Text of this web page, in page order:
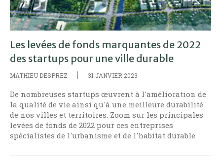
Les levées de fonds marquantes de 2022
des startups pour une ville durable
MATHIEU DESPREZ 31 JANVIER 2023
De nombreuses startups œuvrent à l'amélioration de
la qualité de vie ainsi qu'à une meilleure durabilité
de nos villes et territoires. Zoom sur les principales
levées de fonds de 2022 pour ces entreprises
spécialistes de l'urbanisme et de l'habitat durable.